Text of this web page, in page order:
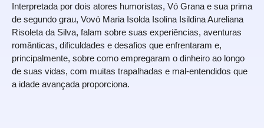
Interpretada por dois atores humoristas, Vó Grana e sua prima
de segundo grau, Vovó Maria Isolda Isolina Isildina Aureliana
Risoleta da Silva, falam sobre suas experiências, aventuras
românticas, dificuldades e desafios que enfrentaram e,
principalmente, sobre como empregaram o dinheiro ao longo
de suas vidas, com muitas trapalhadas e mal-entendidos que
a idade avançada proporciona.